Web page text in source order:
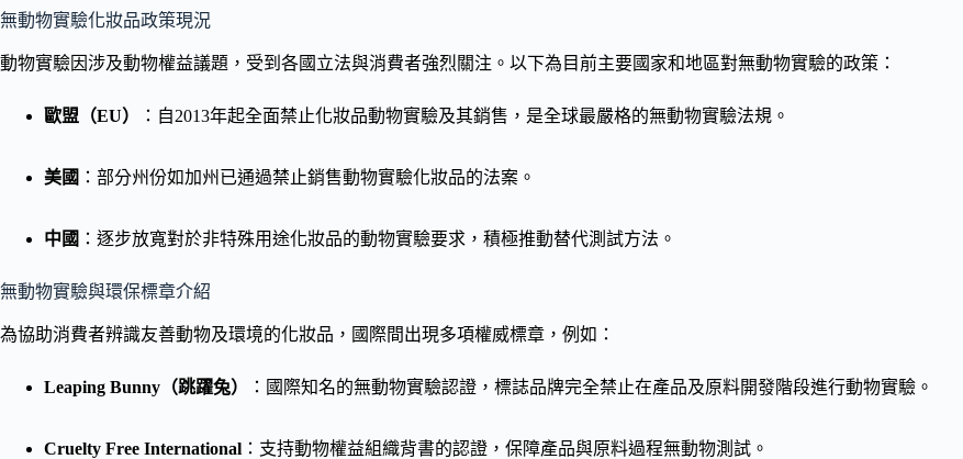
無動物實驗化妝品政策現況
動物實驗因涉及動物權益議題，受到各國立法與消費者強烈關注。以下為目前主要國家和地區對無動物實驗的政策：
歐盟（EU） ：自2013年起全面禁止化妝品動物實驗及其銷售，是全球最嚴格的無動物實驗法規。
美國 ：部分州份如加州已通過禁止銷售動物實驗化妝品的法案。
中國 ：逐步放寬對於非特殊用途化妝品的動物實驗要求，積極推動替代測試方法。
無動物實驗與環保標章介紹
為協助消費者辨識友善動物及環境的化妝品，國際間出現多項權威標章，例如：
Leaping Bunny（跳躍兔） ：國際知名的無動物實驗認證，標誌品牌完全禁止在產品及原料開發階段進行動物實驗。
Cruelty Free International ：支持動物權益組織背書的認證，保障產品與原料過程無動物測試。